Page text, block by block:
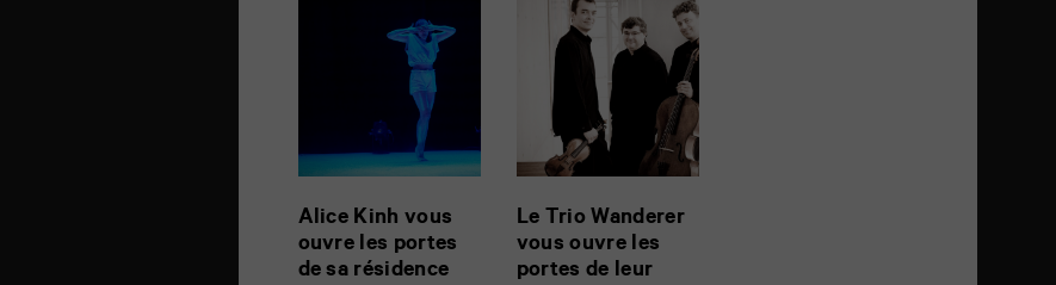
Alice Kinh vous
ouvre les portes
de sa résidence
Le Trio Wanderer
vous ouvre les
portes de leur